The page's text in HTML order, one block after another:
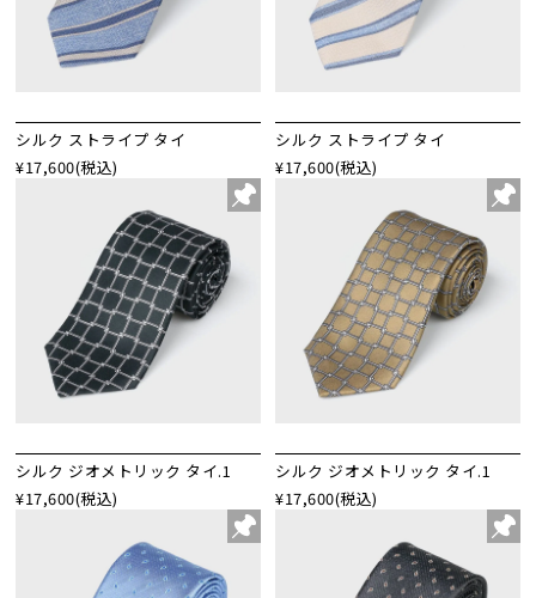
シルク ストライプ タイ
¥17,600(税込)
シルク ストライプ タイ
¥17,600(税込)
シルク ジオメトリック タイ.1
¥17,600(税込)
シルク ジオメトリック タイ.1
¥17,600(税込)